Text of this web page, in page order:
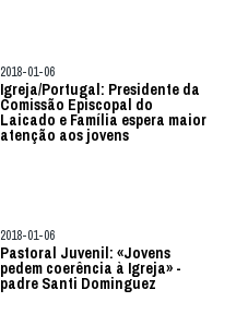
2018-01-06
Igreja/Portugal: Presidente da
Comissão Episcopal do
Laicado e Família espera maior
atenção aos jovens
2018-01-06
Pastoral Juvenil: «Jovens
pedem coerência à Igreja» -
padre Santi Dominguez